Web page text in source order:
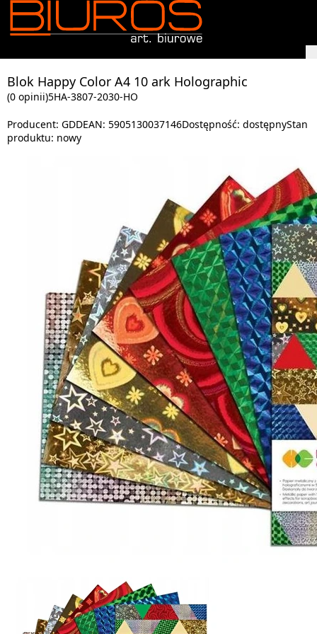
Blok Happy Color A4 10 ark Holographic
(0 opinii)5HA-3807-2030-HO
Producent: GDDEAN: 5905130037146Dostępność: dostępnyStan
produktu: nowy